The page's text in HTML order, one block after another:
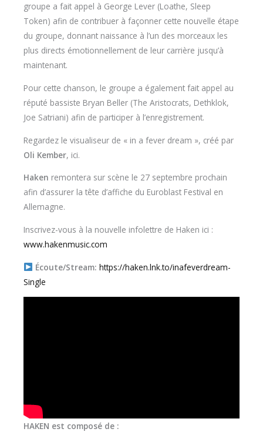
groupe a fait appel à George Lever (Loathe, Sleep
Token) afin de contribuer à façonner cette nouvelle étape
du groupe, donnant naissance à l’un des morceaux les
plus directs émotionnellement de leur carrière jusqu’à
maintenant.
Pour cette chanson, le groupe a également fait appel au
réputé bassiste Bryan Beller (The Aristocrats, Dethklok,
Joe Satriani) afin de participer à l’enregistrement.
Regardez le visualiseur de « in a fever dream », créé par
Oli Kember, ici.
Haken remontera sur scène le 27 septembre prochain
afin d’assurer la tête d’affiche du Euroblast Festival en
Allemagne.
Inscrivez-vous à la nouvelle infolettre de Haken ici :
www.hakenmusic.com
Écoute/Stream: https://haken.lnk.to/inafeverdream-
Single
HAKEN est composé de :